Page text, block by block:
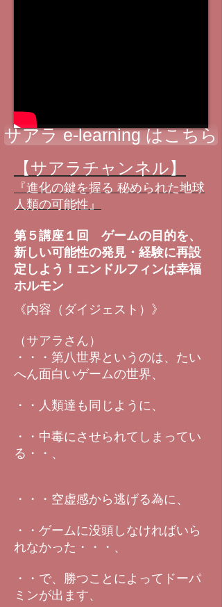
サアラ e-learning はこちら
【サアラチャンネル】
『進化の鍵を握る 秘められた地球
人類の可能性』
第５講座１回 ゲームの目的を、
新しい可能性の発見・経験に再設
定しよう！エンドルフィンは幸福
ホルモン
《内容（ダイジェスト）》
（サアラさん）
・・・第八世界というのは、たい
へん面白いゲームの世界、
・・人類達も同じように、
・・中毒にさせられてしまってい
る・・、
・・・空虚感から逃げる為に、
・・ゲームに没頭しなければいら
れなかった・・・、
・・で、勝つことによってドーパ
ミンが出ます、